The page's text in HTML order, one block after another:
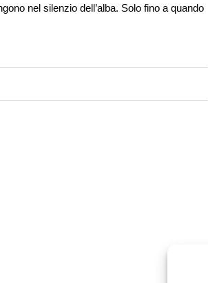
nel silenzio dell’alba. Solo fino a quando